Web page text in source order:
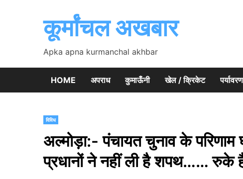
कूर्मांचल अखबार
Apka apna kurmanchal akhbar
HOME अपराध कुमाऊँनी खेल / क्रिकेट पर्यावरण
विविध
अल्मोड़ा:- पंचायत चुनाव के परिणाम
प्रधानों ने नहीं ली है शपथ…… रुके हैं